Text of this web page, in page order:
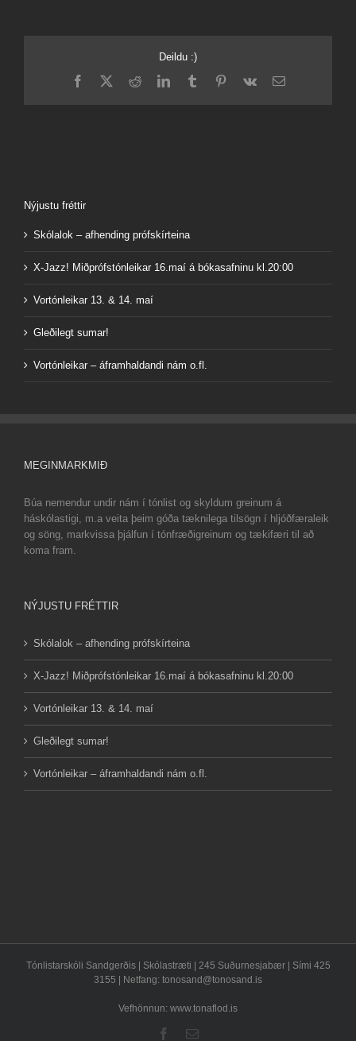
Deildu :)
Facebook
X RedditLinkedInTumblrPinterest
Vk Email
Nýjustu fréttir
Skólalok – afhending prófskírteina
X-Jazz! Miðprófstónleikar 16.maí á bókasafninu kl.20:00
Vortónleikar 13. & 14. maí
Gleðilegt sumar!
Vortónleikar – áframhaldandi nám o.fl.
MEGINMARKMIÐ
Búa nemendur undir nám í tónlist og skyldum greinum á
háskólastigi, m.a veita þeim góða tæknilega tilsögn í hljóðfæraleik
og söng, markvissa þjálfun í tónfræðigreinum og tækifæri til að
koma fram.
NÝJUSTU FRÉTTIR
Skólalok – afhending prófskírteina
X-Jazz! Miðprófstónleikar 16.maí á bókasafninu kl.20:00
Vortónleikar 13. & 14. maí
Gleðilegt sumar!
Vortónleikar – áframhaldandi nám o.fl.
Tónlistarskóli Sandgerðis | Skólastræti | 245 Suðurnesjabær | Sími 425
3155 | Netfang: tonosand@tonosand.is
Vefhönnun: www.tonaflod.is
Facebook
Email